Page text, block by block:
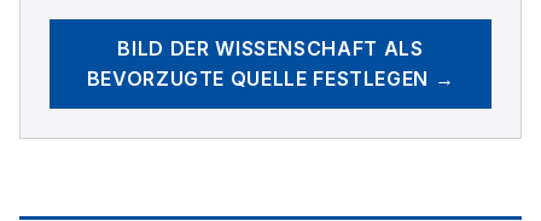
BILD DER WISSENSCHAFT ALS
BEVORZUGTE QUELLE FESTLEGEN →